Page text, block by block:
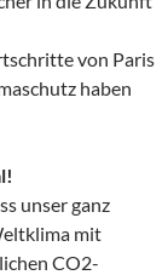
von Paris
haben
unser ganz
mit
CO2-